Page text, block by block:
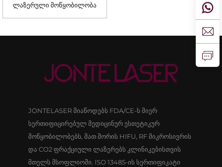
ლაზერული მოწყობილობა
JONTELASER მიაწოდებს FDA/CE-ს მიერ
სერთიფიცირებულ მედიცინურ ესთეტიკურ
მოწყობილობებს, მათ შორის HIFU, RF მიკროსივრის
და CO2 ფრაქციული ლაზერებს კლინიკებისთვის
მთელს მსოფლიოში. ISO 13485-ის სერთიფიკატი